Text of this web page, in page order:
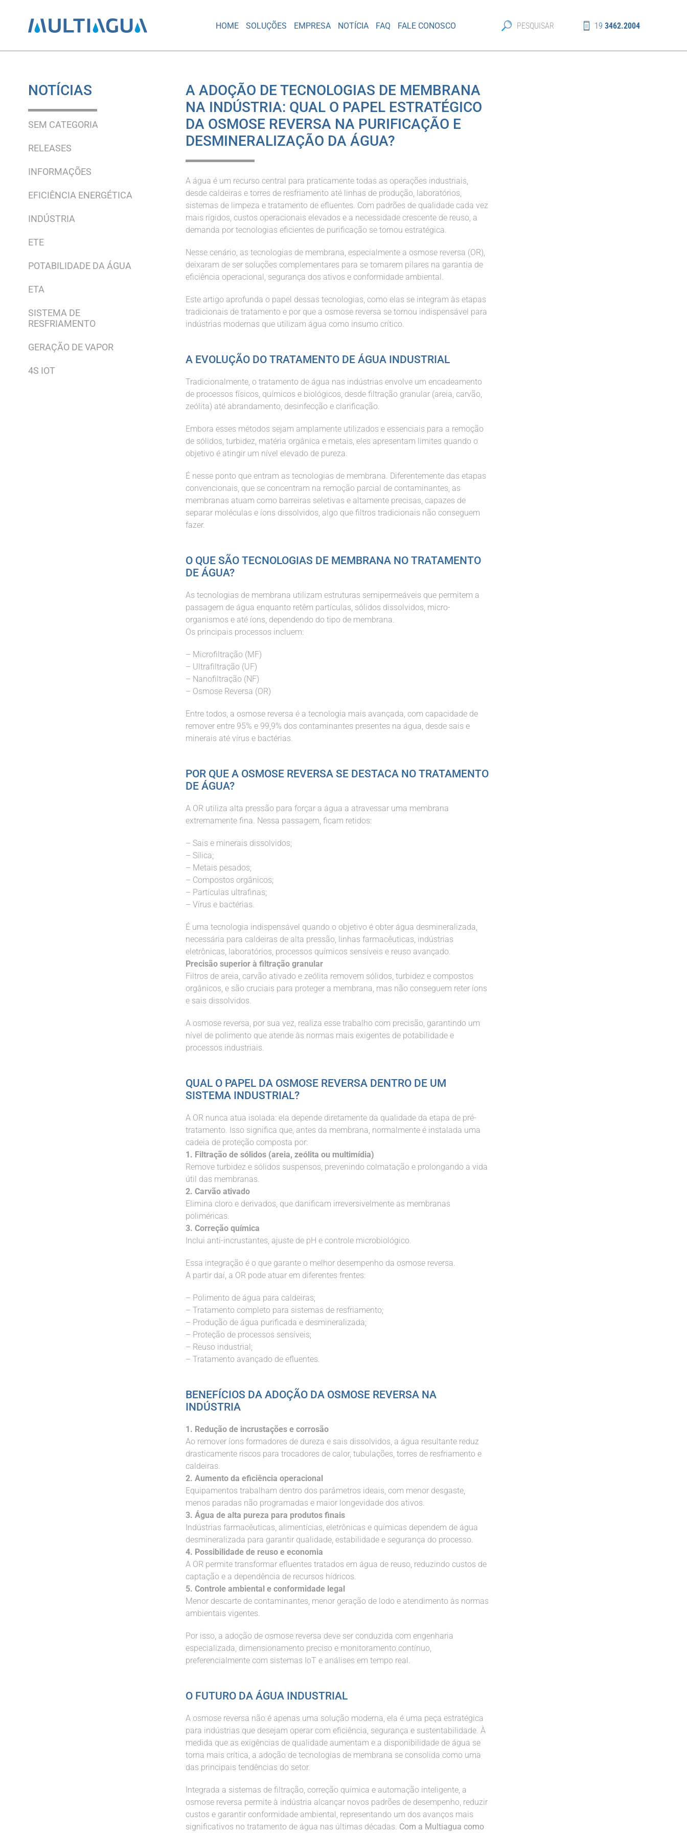
HOME SOLUÇÕES EMPRESA NOTÍCIA FAQ FALE CONOSCO 19 3462.2004
NOTÍCIAS
SEM CATEGORIA
RELEASES
INFORMAÇÕES
EFICIÊNCIA ENERGÉTICA
INDÚSTRIA
ETE
POTABILIDADE DA ÁGUA
ETA
SISTEMA DE
RESFRIAMENTO
GERAÇÃO DE VAPOR
4S IOT
A ADOÇÃO DE TECNOLOGIAS DE MEMBRANA
NA INDÚSTRIA: QUAL O PAPEL ESTRATÉGICO
DA OSMOSE REVERSA NA PURIFICAÇÃO E
DESMINERALIZAÇÃO DA ÁGUA?
A água é um recurso central para praticamente todas as operações industriais,
desde caldeiras e torres de resfriamento até linhas de produção, laboratórios,
sistemas de limpeza e tratamento de efluentes. Com padrões de qualidade cada vez
mais rígidos, custos operacionais elevados e a necessidade crescente de reuso, a
demanda por tecnologias eficientes de purificação se tornou estratégica.
Nesse cenário, as tecnologias de membrana, especialmente a osmose reversa (OR),
deixaram de ser soluções complementares para se tornarem pilares na garantia de
eficiência operacional, segurança dos ativos e conformidade ambiental.
Este artigo aprofunda o papel dessas tecnologias, como elas se integram às etapas
tradicionais de tratamento e por que a osmose reversa se tornou indispensável para
indústrias modernas que utilizam água como insumo crítico.
A EVOLUÇÃO DO TRATAMENTO DE ÁGUA INDUSTRIAL
Tradicionalmente, o tratamento de água nas indústrias envolve um encadeamento
de processos físicos, químicos e biológicos, desde filtração granular (areia, carvão,
zeólita) até abrandamento, desinfecção e clarificação.
Embora esses métodos sejam amplamente utilizados e essenciais para a remoção
de sólidos, turbidez, matéria orgânica e metais, eles apresentam limites quando o
objetivo é atingir um nível elevado de pureza.
É nesse ponto que entram as tecnologias de membrana. Diferentemente das etapas
convencionais, que se concentram na remoção parcial de contaminantes, as
membranas atuam como barreiras seletivas e altamente precisas, capazes de
separar moléculas e íons dissolvidos, algo que filtros tradicionais não conseguem
fazer.
O QUE SÃO TECNOLOGIAS DE MEMBRANA NO TRATAMENTO
DE ÁGUA?
As tecnologias de membrana utilizam estruturas semipermeáveis que permitem a
passagem de água enquanto retêm partículas, sólidos dissolvidos, micro-
organismos e até íons, dependendo do tipo de membrana.
Os principais processos incluem:
– Microfiltração (MF)
– Ultrafiltração (UF)
– Nanofiltração (NF)
– Osmose Reversa (OR)
Entre todos, a osmose reversa é a tecnologia mais avançada, com capacidade de
remover entre 95% e 99,9% dos contaminantes presentes na água, desde sais e
minerais até vírus e bactérias.
POR QUE A OSMOSE REVERSA SE DESTACA NO TRATAMENTO
DE ÁGUA?
A OR utiliza alta pressão para forçar a água a atravessar uma membrana
extremamente fina. Nessa passagem, ficam retidos:
– Sais e minerais dissolvidos;
– Sílica;
– Metais pesados;
– Compostos orgânicos;
– Partículas ultrafinas;
– Vírus e bactérias.
É uma tecnologia indispensável quando o objetivo é obter água desmineralizada,
necessária para caldeiras de alta pressão, linhas farmacêuticas, indústrias
eletrônicas, laboratórios, processos químicos sensíveis e reuso avançado.
Precisão superior à filtração granular
Filtros de areia, carvão ativado e zeólita removem sólidos, turbidez e compostos
orgânicos, e são cruciais para proteger a membrana, mas não conseguem reter íons
e sais dissolvidos.
A osmose reversa, por sua vez, realiza esse trabalho com precisão, garantindo um
nível de polimento que atende às normas mais exigentes de potabilidade e
processos industriais.
QUAL O PAPEL DA OSMOSE REVERSA DENTRO DE UM
SISTEMA INDUSTRIAL?
A OR nunca atua isolada: ela depende diretamente da qualidade da etapa de pré-
tratamento. Isso significa que, antes da membrana, normalmente é instalada uma
cadeia de proteção composta por:
1. Filtração de sólidos (areia, zeólita ou multimídia)
Remove turbidez e sólidos suspensos, prevenindo colmatação e prolongando a vida
útil das membranas.
2. Carvão ativado
Elimina cloro e derivados, que danificam irreversivelmente as membranas
poliméricas.
3. Correção química
Inclui anti-incrustantes, ajuste de pH e controle microbiológico.
Essa integração é o que garante o melhor desempenho da osmose reversa.
A partir daí, a OR pode atuar em diferentes frentes:
– Polimento de água para caldeiras;
– Tratamento completo para sistemas de resfriamento;
– Produção de água purificada e desmineralizada;
– Proteção de processos sensíveis;
– Reuso industrial;
– Tratamento avançado de efluentes.
BENEFÍCIOS DA ADOÇÃO DA OSMOSE REVERSA NA
INDÚSTRIA
1. Redução de incrustações e corrosão
Ao remover íons formadores de dureza e sais dissolvidos, a água resultante reduz
drasticamente riscos para trocadores de calor, tubulações, torres de resfriamento e
caldeiras.
2. Aumento da eficiência operacional
Equipamentos trabalham dentro dos parâmetros ideais, com menor desgaste,
menos paradas não programadas e maior longevidade dos ativos.
3. Água de alta pureza para produtos finais
Indústrias farmacêuticas, alimentícias, eletrônicas e químicas dependem de água
desmineralizada para garantir qualidade, estabilidade e segurança do processo.
4. Possibilidade de reuso e economia
A OR permite transformar efluentes tratados em água de reuso, reduzindo custos de
captação e a dependência de recursos hídricos.
5. Controle ambiental e conformidade legal
Menor descarte de contaminantes, menor geração de lodo e atendimento às normas
ambientais vigentes.
Por isso, a adoção de osmose reversa deve ser conduzida com engenharia
especializada, dimensionamento preciso e monitoramento contínuo,
preferencialmente com sistemas IoT e análises em tempo real.
O FUTURO DA ÁGUA INDUSTRIAL
A osmose reversa não é apenas uma solução moderna, ela é uma peça estratégica
para indústrias que desejam operar com eficiência, segurança e sustentabilidade. À
medida que as exigências de qualidade aumentam e a disponibilidade de água se
torna mais crítica, a adoção de tecnologias de membrana se consolida como uma
das principais tendências do setor.
Integrada a sistemas de filtração, correção química e automação inteligente, a
osmose reversa permite à indústria alcançar novos padrões de desempenho, reduzir
custos e garantir conformidade ambiental, representando um dos avanços mais
significativos no tratamento de água nas últimas décadas. Com a Multiagua como